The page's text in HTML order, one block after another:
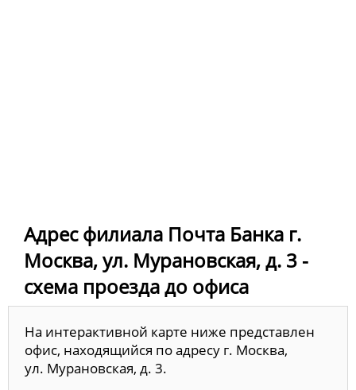
Адрес филиала Почта Банка г.
Москва, ул. Мурановская, д. 3 -
схема проезда до офиса
На интерактивной карте ниже представлен
офис, находящийся по адресу г. Москва,
ул. Мурановская, д. 3.